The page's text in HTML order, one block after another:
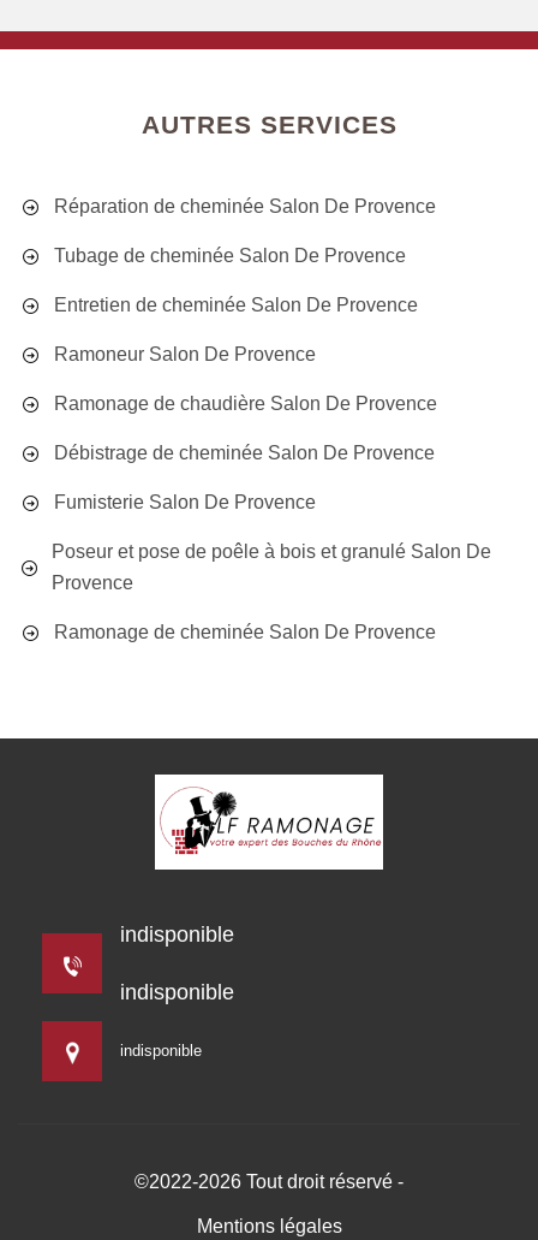
AUTRES SERVICES
Réparation de cheminée Salon De Provence
Tubage de cheminée Salon De Provence
Entretien de cheminée Salon De Provence
Ramoneur Salon De Provence
Ramonage de chaudière Salon De Provence
Débistrage de cheminée Salon De Provence
Fumisterie Salon De Provence
Poseur et pose de poêle à bois et granulé Salon De
Provence
Ramonage de cheminée Salon De Provence
indisponible
indisponible
indisponible
©2022-2026 Tout droit réservé -
Mentions légales